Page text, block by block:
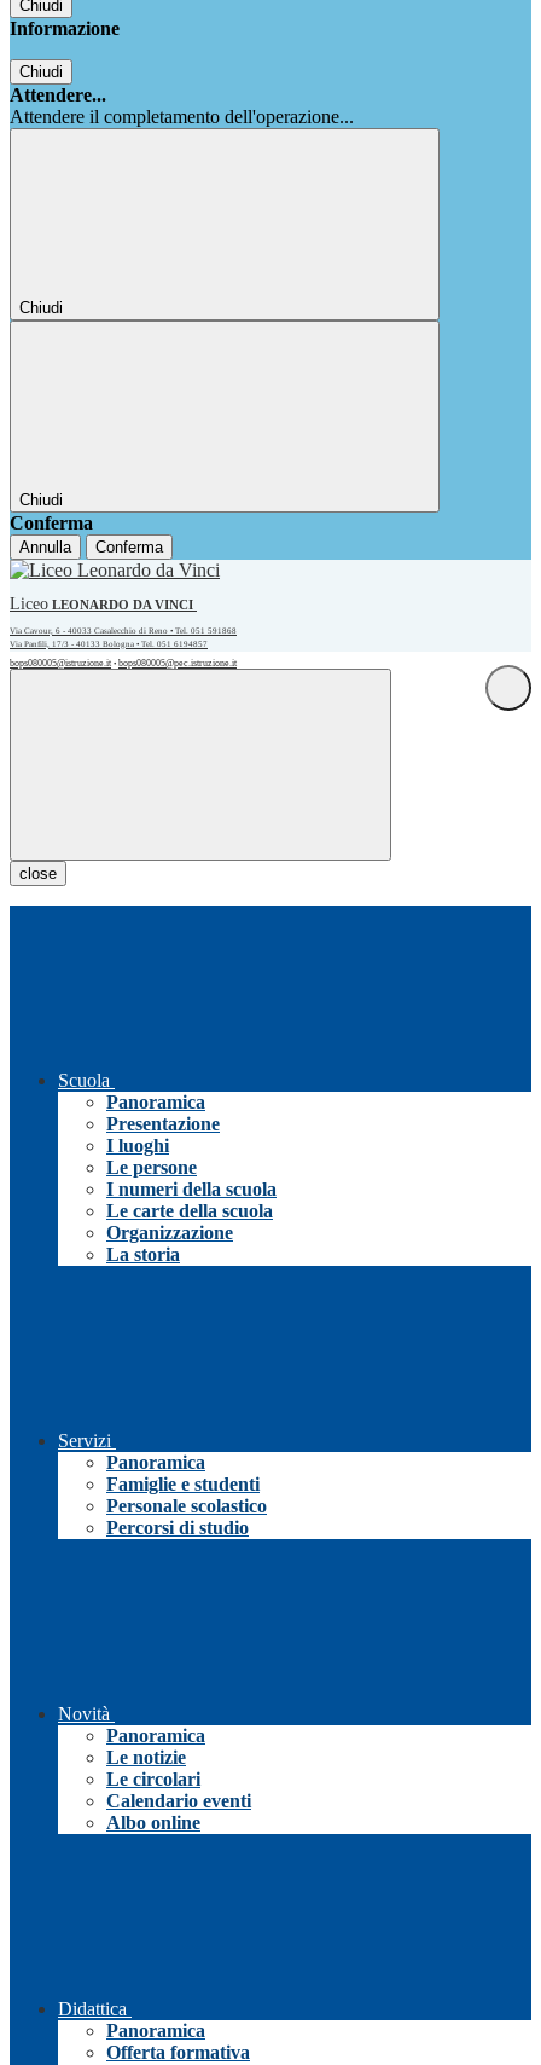
Chiudi
Informazione
Chiudi
Attendere...
Attendere il completamento dell'operazione...
Chiudi
Chiudi
Conferma
Annulla Conferma
Liceo LEONARDO DA VINCI
Via Cavour, 6 - 40033 Casalecchio di Reno • Tel. 051 591868
Via Panfili, 17/3 - 40133 Bologna • Tel. 051 6194857
bops080005@istruzione.it • bops080005@pec.istruzione.it
close
Scuola
Panoramica
Presentazione
I luoghi
Le persone
I numeri della scuola
Le carte della scuola
Organizzazione
La storia
Servizi
Panoramica
Famiglie e studenti
Personale scolastico
Percorsi di studio
Novità
Panoramica
Le notizie
Le circolari
Calendario eventi
Albo online
Didattica
Panoramica
Offerta formativa